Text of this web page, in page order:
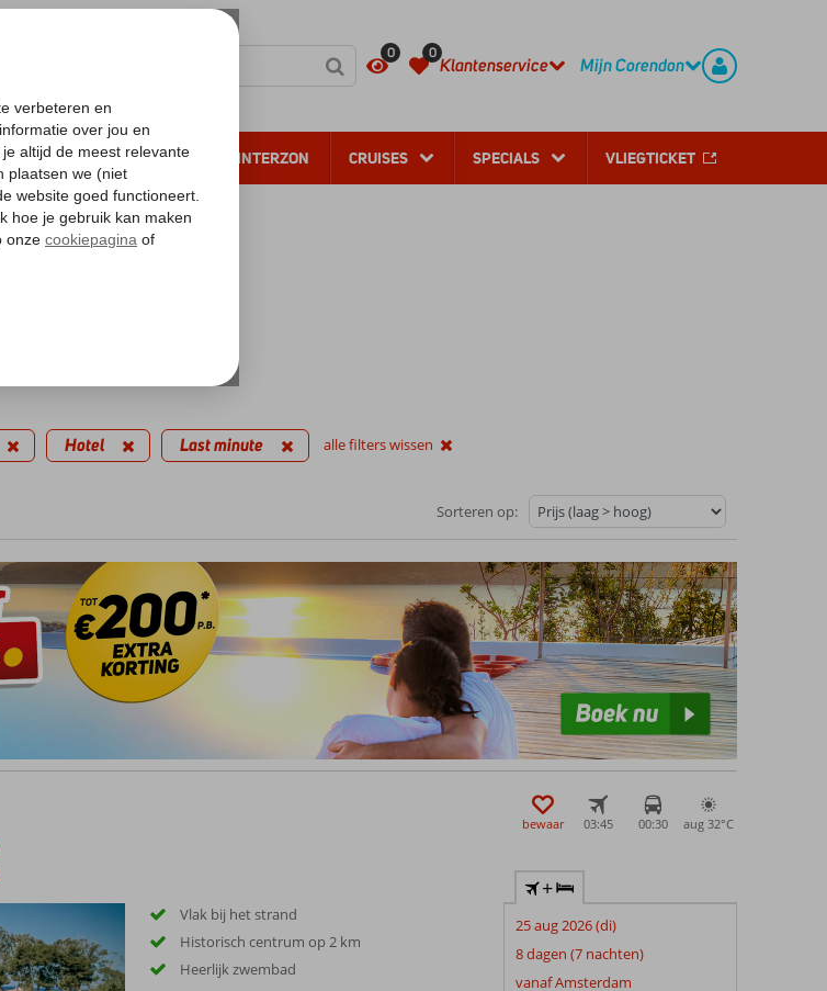
0 0
Klantenservice Mijn Corendon
ALL INCLUSIVE WINTERZON CRUISES SPECIALS VLIEGTICKET
Hotel Last minute alle filters wissen
Sorteren op:
bewaar 03:45 00:30 aug 32°C
Vlak bij het strand
Historisch centrum op 2 km
Heerlijk zwembad
+
25 aug 2026 (di)
8 dagen (7 nachten)
vanaf Amsterdam